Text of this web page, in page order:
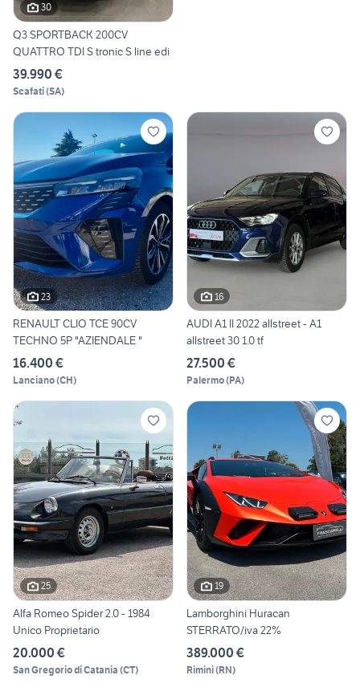
30
Q3 SPORTBACK 200CV
QUATTRO TDI S tronic S line edi
39.990 €
Scafati(SA)
23
RENAULT CLIO TCE 90CV
TECHNO 5P "AZIENDALE "
16.400 €
Lanciano(CH)
16
AUDI A1 II 2022 allstreet - A1
allstreet 30 1.0 tf
27.500 €
Palermo(PA)
25
Alfa Romeo Spider 2.0 - 1984
Unico Proprietario
20.000 €
San Gregorio di Catania (CT)
19
Lamborghini Huracan
STERRATO/iva 22%
389.000 €
Rimini(RN)